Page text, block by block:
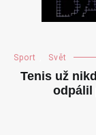
Sport Svět
Tenis už
odpálil